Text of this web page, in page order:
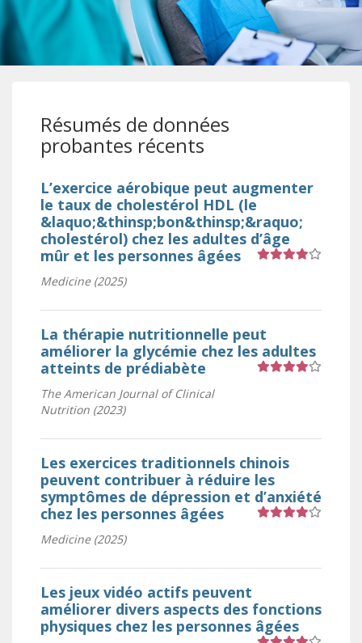
Résumés de données
probantes récents
L’exercice aérobique peut augmenter
le taux de cholestérol HDL (le
&laquo;&thinsp;bon&thinsp;&raquo;
cholestérol) chez les adultes d’âge
mûr et les personnes âgées
Medicine (2025)
La thérapie nutritionnelle peut
améliorer la glycémie chez les adultes
atteints de prédiabète
The American Journal of Clinical
Nutrition (2023)
Les exercices traditionnels chinois
peuvent contribuer à réduire les
symptômes de dépression et d’anxiété
chez les personnes âgées
Medicine (2025)
Les jeux vidéo actifs peuvent
améliorer divers aspects des fonctions
physiques chez les personnes âgées